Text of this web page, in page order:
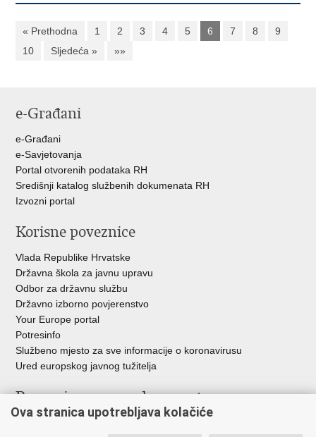
« Prethodna 1 2 3 4 5 6 7 8
9
10
Sljedeća » »»
e-Građani
e-Građani
e-Savjetovanja
Portal otvorenih podataka RH
Središnji katalog službenih dokumenata RH
Izvozni portal
Korisne poveznice
Vlada Republike Hrvatske
Državna škola za javnu upravu
Odbor za državnu službu
Državno izborno povjerenstvo
Your Europe portal
Potresinfo
Službeno mjesto za sve informacije o koronavirusu
Ured europskog javnog tužitelja
Poveznice pravosudnog sustava
Ova stranica upotrebljava kolačiće